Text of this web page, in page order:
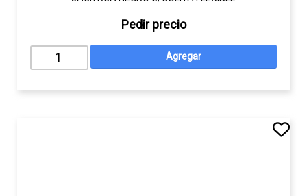
Pedir precio